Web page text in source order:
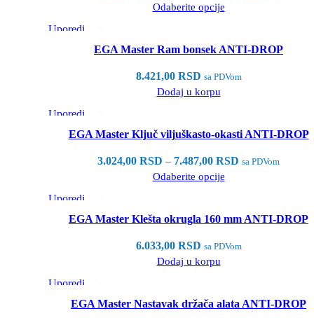
Odaberite opcije
Uporedi
EGA Master Ram bonsek ANTI-DROP
8.421,00 RSD sa PDVom
Dodaj u korpu
Uporedi
Brzi pregledEGA Master Ključ viljuškasto-okasti ANTI-DROP
3.024,00 RSD – 7.487,00 RSD sa PDVom
Odaberite opcije
Uporedi
Brzi pregledEGA Master Klešta okrugla 160 mm ANTI-DROP
6.033,00 RSD sa PDVom
Dodaj u korpu
Uporedi
Brzi pregledEGA Master Nastavak držača alata ANTI-DROP